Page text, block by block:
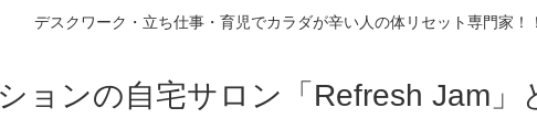
デスクワーク・立ち仕事・育児でカラダが辛い人の体リセット専門家！
ョンの自宅サロン「Refresh Jam